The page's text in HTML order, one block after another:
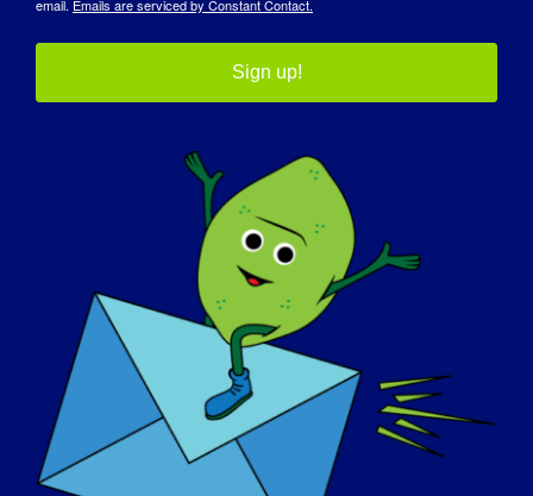
email. Emails are serviced by Constant Contact.
Sign up!